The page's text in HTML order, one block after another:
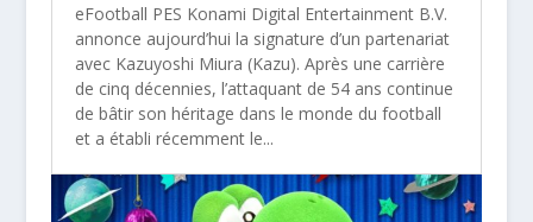
eFootball PES Konami Digital Entertainment B.V.
annonce aujourd’hui la signature d’un partenariat
avec Kazuyoshi Miura (Kazu). Après une carrière
de cinq décennies, l’attaquant de 54 ans continue
de bâtir son héritage dans le monde du football
et a établi récemment le...